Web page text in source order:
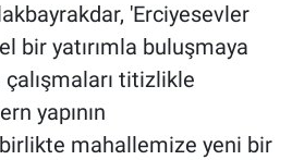
'Erciyesevler
bir yatırımla buluşmaya
çalışmaları titizlikle
yapının
mahallemize yeni bir